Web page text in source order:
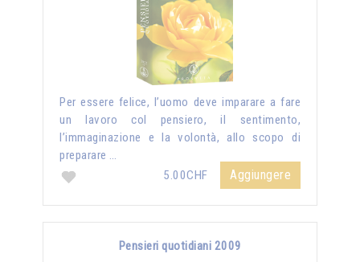
Per essere felice, l’uomo deve imparare a fare
un lavoro col pensiero, il sentimento,
l’immaginazione e la volontà, allo scopo di
preparare …
5.00CHF
Aggiungere
Pensieri quotidiani 2009